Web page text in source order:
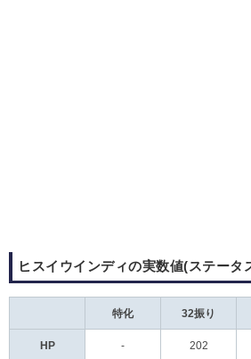
ヒスイウインディの実数値(ステータ
特化 32振り
HP - 202